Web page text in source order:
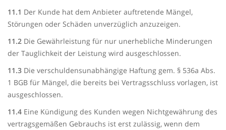
11.1 Der Kunde hat dem Anbieter auftretende Mängel,
Störungen oder Schäden unverzüglich anzuzeigen.
11.2 Die Gewährleistung für nur unerhebliche Minderungen
der Tauglichkeit der Leistung wird ausgeschlossen.
11.3 Die verschuldensunabhängige Haftung gem. § 536a Abs.
1 BGB für Mängel, die bereits bei Vertragsschluss vorlagen, ist
ausgeschlossen.
11.4 Eine Kündigung des Kunden wegen Nichtgewährung des
vertragsgemäßen Gebrauchs ist erst zulässig, wenn dem